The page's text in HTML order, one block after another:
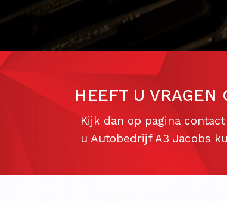
HEEFT U VRAGEN
Kijk dan op pagina
u Autobedrijf A3 Jacobs